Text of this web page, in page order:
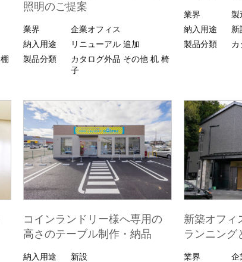
棚
照明のご提案
業界
企業オフィス
納入用途
リニューアル 追加
製品分類
カタログ外品 その他 机 椅
子
業界
製
納入用途
新
製品分類
カ
コインランドリー様へ専用の
高さのテーブル制作・納品
納入用途
新設
新築オフィ
ランニング
業界
企